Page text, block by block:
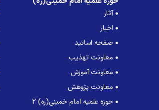
آثار
اخبار
صفحه اساتید
معاونت تهذیب
معاونت آموزش
معاونت پژوهش
حوزه علمیه امام خمینی(ره) 2